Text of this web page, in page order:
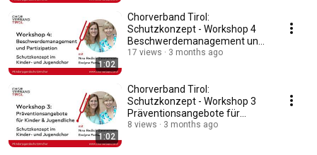
1:02
Chorverband Tirol:
Schutzkonzept - Workshop 4
Beschwerdemanagement und
Partizipation (Beteiligung)
17 views 3 months ago
1:02
Chorverband Tirol:
Schutzkonzept - Workshop 3
Präventionsangebote für
Kinder und Jugendliche
8 views 3 months ago